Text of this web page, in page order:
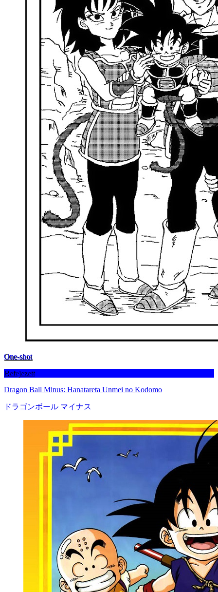
One-shot
Befejezett
Dragon Ball Minus: Hanatareta Unmei no Kodomo
ドラゴンボール マイナス